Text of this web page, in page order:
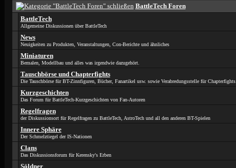
BattleTech Foren
BattleTech
Allgemeine Diskussionen über BattleTech
News
Neuigkeiten zu Produkten, Veranstaltungen, Con-Berichte und ähnliches
Miniaturen
Bemalen, Modellbau und alles was irgendwie dazugehört.
Tauschbörse und Chapterfights
Die Tauschbörse für BT-Zinnfiguren, Bücher, Fanartikel usw. sowie Verabredungsstelle für Chapterfights
Kurzgeschichten
Das Forum für BattleTech-Kurzgeschichten von Fan-Autoren
Regelfragen
der Diskussionsort für Regelfragen zu BattleTech, AstroTech und all den anderen BT-Spielen
Innere Sphäre
Der Schmelztiegel der IS-Nationen
Clans
Das Diskussionsforum für Kerensky's Erben
Söldner